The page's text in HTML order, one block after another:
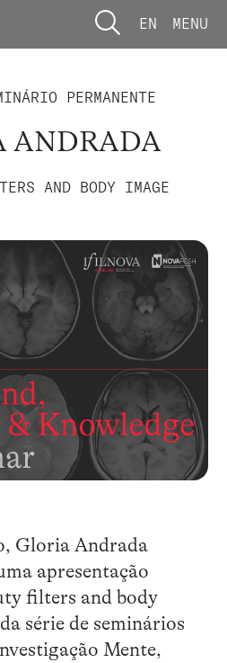
EN MENU
PERMANENTE
ANDRADA
AND BODY IMAGE
Gloria Andrada
apresentação
filters and body
série de seminários
Mente,